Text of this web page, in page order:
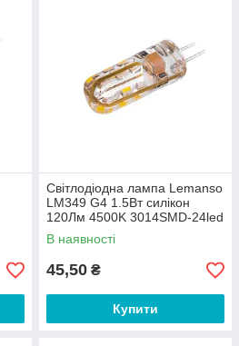
Світлодіодна лампа Lemanso
LM349 G4 1.5Вт силікон
120Лм 4500K 3014SMD-24led
230В
В наявності
45,50 ₴
Купити